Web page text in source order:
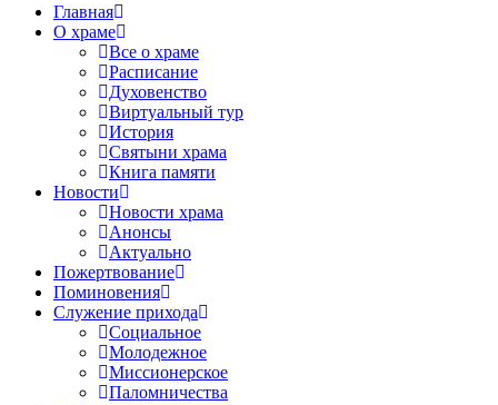
Главная
О храме
Все о храме
Расписание
Духовенство
Виртуальный тур
История
Святыни храма
Книга памяти
Новости
Новости храма
Анонсы
Актуально
Пожертвование
Поминовения
Служение прихода
Социальное
Молодежное
Миссионерское
Паломничества